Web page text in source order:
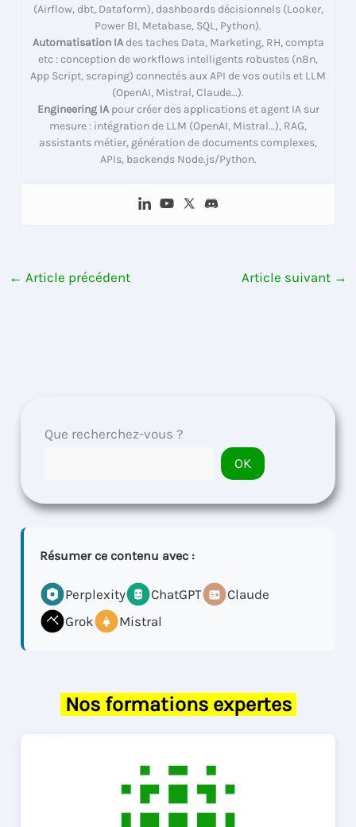
(Airflow, dbt, Dataform), dashboards décisionnels (Looker,
Power BI, Metabase, SQL, Python).
Automatisation IAdes taches Data, Marketing, RH, compta
etc : conception de workflows intelligents robustes (n8n,
App Script, scraping) connectés aux API de vos outils et LLM
(OpenAI, Mistral, Claude…).
Engineering IApour créer des applications et agent IA sur
mesure : intégration de LLM (OpenAI, Mistral…), RAG,
assistants métier, génération de documents complexes,
APIs, backends Node.js/Python.
← Article précédent Article suivant →
Que recherchez-vous ?
OK
Résumer ce contenu avec :
Perplexity ChatGPT
Claude
Grok
Mistral
Nos formations expertes